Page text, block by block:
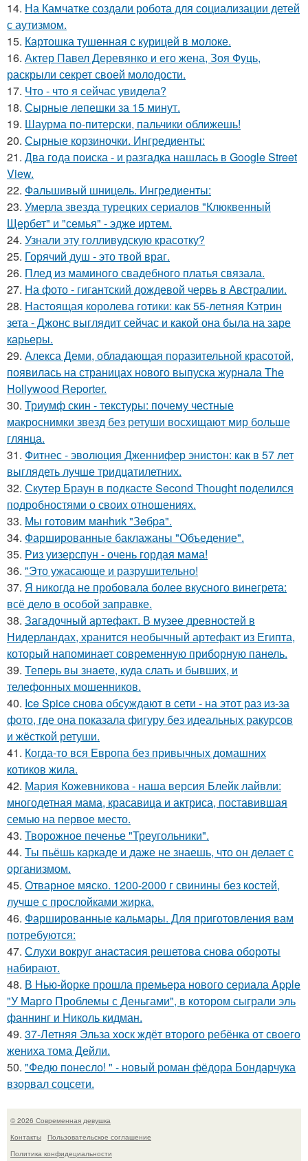
14. На Камчатке создали робота для социализации детей
с аутизмом.
15. Картошка тушенная с курицей в молоке.
16. Актер Павел Деревянко и его жена, Зоя Фуць,
раскрыли секрет своей молодости.
17. Что - что я сейчас увидела?
18. Сырные лепешки за 15 минут.
19. Шаурма по-питерски, пальчики оближешь!
20. Сырные корзиночки. Ингредиенты:
21. Два года поиска - и разгадка нашлась в Google Street
View.
22. Фальшивый шницель. Ингредиенты:
23. Умерла звезда турецких сериалов "Клюквенный
Щербет" и "семья" - эдже иртем.
24. Узнали эту голливудскую красотку?
25. Горячий душ - это твой враг.
26. Плед из маминого свадебного платья связала.
27. На фото - гигантский дождевой червь в Австралии.
28. Настоящая королева готики: как 55-летняя Кэтрин
зета - Джонс выглядит сейчас и какой она была на заре
карьеры.
29. Алекса Деми, обладающая поразительной красотой,
появилась на страницах нового выпуска журнала The
Hollywood Reporter.
30. Триумф скин - текстуры: почему честные
макроснимки звезд без ретуши восхищают мир больше
глянца.
31. Фитнес - эволюция Дженнифер энистон: как в 57 лет
выглядеть лучше тридцатилетних.
32. Скутер Браун в подкасте Second Thought поделился
подробностями о своих отношениях.
33. Мы готовим мaнhиk "Зeбpa".
34. Фаршированные баклажаны "Объедение".
35. Риз уизерспун - очень гордая мама!
36. "Это ужасающе и разрушительно!
37. Я никогда не пробовала более вкусного винегрета:
всё дело в особой заправке.
38. Загадочный артефакт. В музее древностей в
Нидерландах, хранится необычный артефакт из Египта,
который напоминает современную приборную панель.
39. Теперь вы знaетe, куда слать и бывших, и
телeфонныx мошенников.
40. Ice Spice снова обсуждают в сети - на этот раз из-за
фото, где она показала фигуру без идеальных ракурсов
и жёсткой ретуши.
41. Когда-то вся Европа без привычных домашних
котиков жила.
42. Мария Кожевникова - наша версия Блейк лайвли:
многодетная мама, красавица и актриса, поставившая
семью на первое место.
43. Творожное печенье "Треугольники".
44. Ты пьёшь каркаде и даже не знаешь, что он делает с
организмом.
45. Отварное мяско. 1200-2000 г свинины без костей,
лучше с прослойками жирка.
46. Фаршированные кальмары. Для приготовления вам
потребуются:
47. Слухи вокруг анастасия решетова снова обороты
набирают.
48. В Нью-йорке прошла премьера нового сериала Apple
"У Марго Проблемы с Деньгами", в котором сыграли эль
фаннинг и Николь кидман.
49. 37-Летняя Эльза хоск ждёт второго ребёнка от своего
жениха тома Дейли.
50. "Федю понесло! " - новый роман фёдора Бондарчука
взорвал соцсети.
© 2026 Современная девушка
Контакты
Пользовательское соглашение
Политика конфидециальности